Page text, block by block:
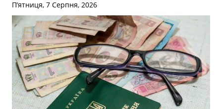
П’ятниця, 7 Серпня, 2026